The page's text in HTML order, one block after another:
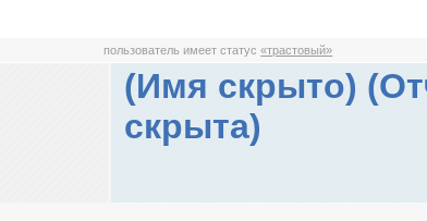
пользователь имеет статус«трастовый»
(Имя скрыто)
скрыта)